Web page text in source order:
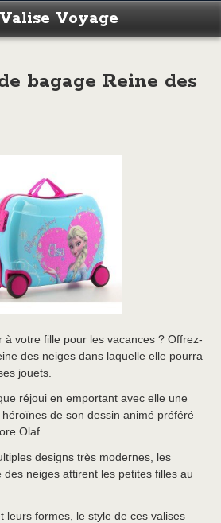
Voyage
bagage Reine des
à votre fille pour les vacances ? Offrez-
des neiges dans laquelle elle pourra
jouets.
réjoui en emportant avec elle une
héroïnes de son dessin animé préféré
Olaf.
designs très modernes, les
neiges attirent les petites filles au
leurs formes, le style de ces valises